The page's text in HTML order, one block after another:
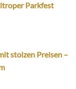
Parkfest
stolzen Preisen –